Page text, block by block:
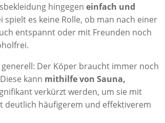
hingegeneinfach und
spielt es keine Rolle, ob man nach einer
entspannt oder mit Freunden noch
Der Köper braucht immer noch
kann mithilfe von Sauna,
verkürzt werden, um sie mit
deutlich häufigerem und effektiverem